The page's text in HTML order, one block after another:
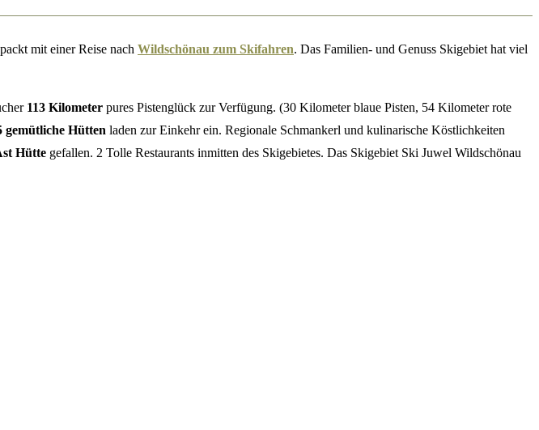
mit einer Reise nach Wildschönau zum Skifahren. Das Familien- und Genuss Skigebiet hat viel
113 Kilometer pures Pistenglück zur Verfügung. (30 Kilometer blaue Pisten, 54 Kilometer rote
gemütliche Hütten laden zur Einkehr ein. Regionale Schmankerl und kulinarische Köstlichkeiten
Hütte gefallen. 2 Tolle Restaurants inmitten des Skigebietes. Das Skigebiet Ski Juwel Wildschönau